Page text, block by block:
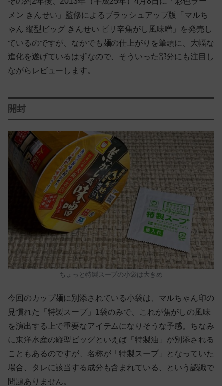
メン きんせい」監修によるブラッシュアップ版「マルち
ゃん 縦型ビッグ きんせい ピリ辛焦がし風味噌」を発売し
ているのですが、なかでも麺の仕上がりを筆頭に、大幅な
進化を遂げているはずなので、そういった部分にも注目し
ながらレビューします。
開封
ちょっと特製スープの小袋は大きめ
今回のカップ麺に別添されている小袋は、マルちゃん印の
見慣れた「特製スープ」1袋のみで、これが焦がしの風味
を演出する上で重要なアイテムになりそうな予感。ちなみ
に東洋水産の縦型ビッグといえば「特製油」が別添される
こともあるのですが、名称が「特製スープ」となっていた
場合、タレに該当する成分も含まれている、という認識で
問題ありません。